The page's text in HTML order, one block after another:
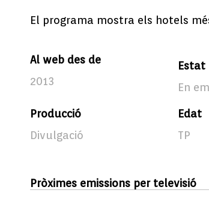
El programa mostra els hotels
Al web des de
2013
Estat
En
Producció
Divulgació
Edat
TP
Pròximes emissions per televisió